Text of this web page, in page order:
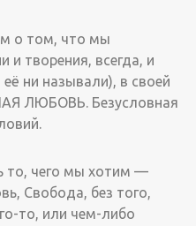
о том, что мы
и творения, всегда, и
ни называли), в своей
ЛЮБОВЬ. Безусловная
то, чего мы хотим —
Свобода, без того,
то, или чем-либо